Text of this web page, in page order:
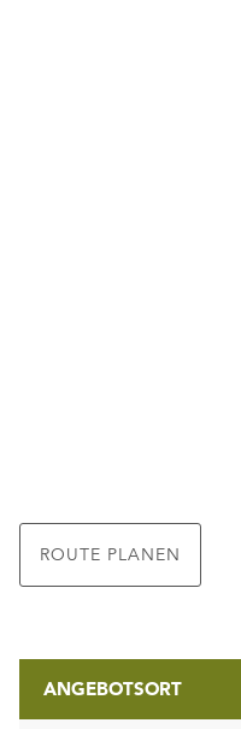
ROUTE PLANEN
ANGEBOTSORT